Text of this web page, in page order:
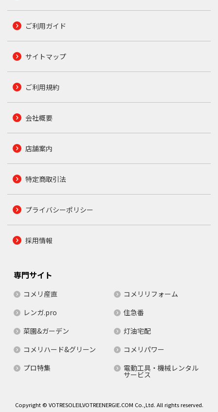
ご利用ガイド
サイトマップ
ご利用規約
会社概要
店舗案内
特定商取引法
プライバシーポリシー
採用情報
専門サイト
コメリ産直
コメリリフォーム
レンガ.pro
住急番
菜園&ガーデン
灯油宅配
コメリハード&グリーン
コメリパワー
プロ特集
電動工具・機械レンタル
サービス
Copyright © VOTRESOLEILVOTREENERGIE.COM Co.,Ltd. All rights reserved.